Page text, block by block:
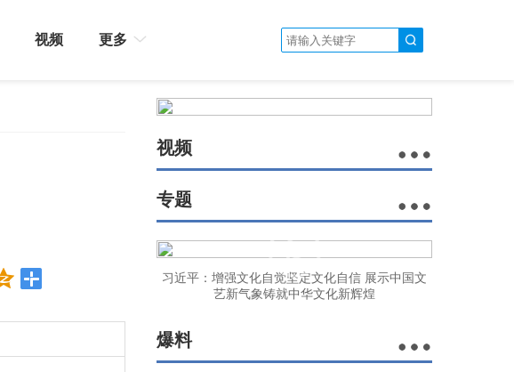
视频 更多
视频
专题
习近平：增强文化自觉坚定文化自信 展示中国文
艺新气象铸就中华文化新辉煌
爆料